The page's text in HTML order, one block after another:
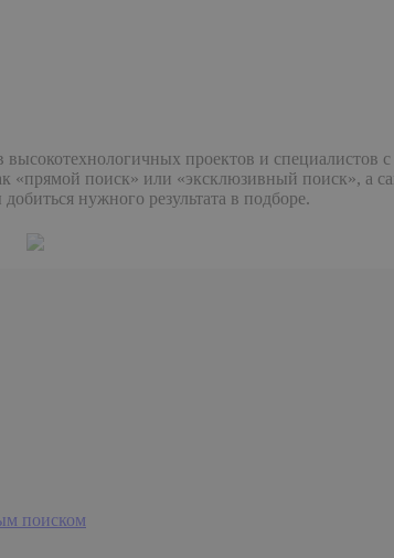
проектов и
«прямой поиск» или «эксклюзивный поиск», а
нужного результата в подборе.
поиском